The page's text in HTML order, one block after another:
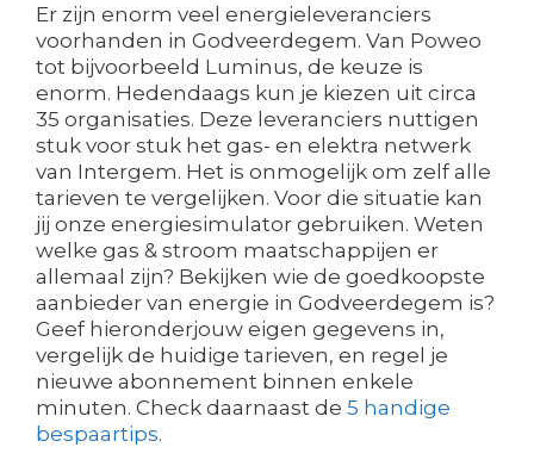
Er zijn enorm veel energieleveranciers
voorhanden in Godveerdegem. Van Poweo
tot bijvoorbeeld Luminus, de keuze is
enorm. Hedendaags kun je kiezen uit circa
35 organisaties. Deze leveranciers nuttigen
stuk voor stuk het gas- en elektra netwerk
van Intergem. Het is onmogelijk om zelf alle
tarieven te vergelijken. Voor die situatie kan
jij onze energiesimulator gebruiken. Weten
welke gas & stroom maatschappijen er
allemaal zijn? Bekijken wie de goedkoopste
aanbieder van energie in Godveerdegem is?
Geef hieronderjouw eigen gegevens in,
vergelijk de huidige tarieven, en regel je
nieuwe abonnement binnen enkele
minuten. Check daarnaast de 5 handige
bespaartips.